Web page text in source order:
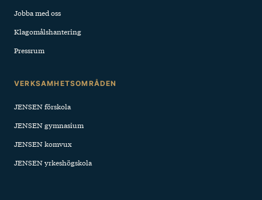
Jobba med oss
Klagomålshantering
Pressrum
VERKSAMHETSOMRÅDEN
JENSEN förskola
JENSEN gymnasium
JENSEN komvux
JENSEN yrkeshögskola